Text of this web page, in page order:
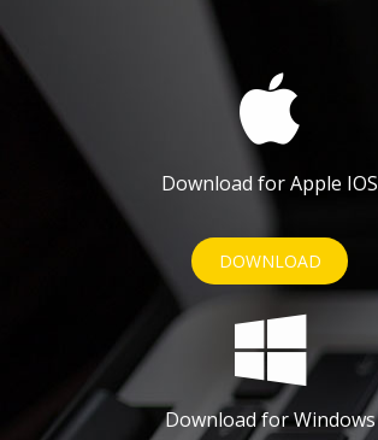
Download for Apple IOS
DOWNLOAD
Download for Windows